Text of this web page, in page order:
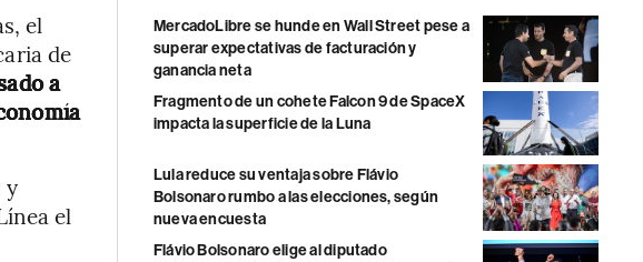
el
de
a
y
el
MercadoLibre se hunde en Wall Street pese a
superar expectativas de facturación y
ganancia neta
Fragmento de un cohete Falcon 9 de SpaceX
impacta la superficie de la Luna
Lula reduce su ventaja sobre Flávio
Bolsonaro rumbo a las elecciones, según
nueva encuesta
Flávio Bolsonaro elige al diputado